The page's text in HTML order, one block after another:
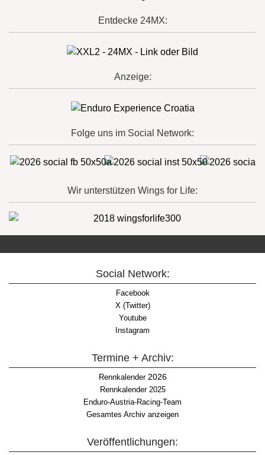
Entdecke 24MX:
Anzeige:
Folge uns im Social Network:
Wir unterstützen Wings for Life:
Social Network:
Facebook
X (Twitter)
Youtube
Instagram
Termine + Archiv:
Rennkalender2026
Rennkalender 2025
Enduro-Austria-Racing-Team
Gesamtes Archiv anzeigen
Veröffentlichungen: